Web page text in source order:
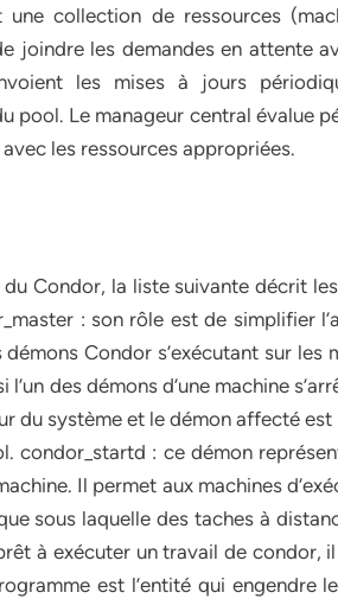
collection de ressources
joindre les demandes en attente
les mises à jours
pool. Le manageur central évalue
les ressources appropriées.
Condor, la liste suivante décrit
: son rôle est de simplifier
Condor s’exécutant sur les
l’un des démons d’une machine
du système et le démon affecté
condor_startd : ce démon
Il permet aux machines
sous laquelle des taches à
à exécuter un travail de condor,
est l’entité qui engendre